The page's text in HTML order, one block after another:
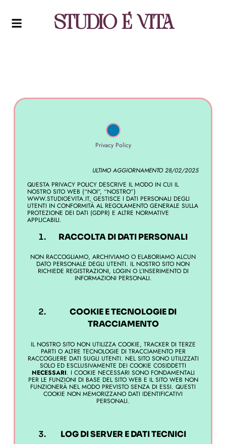
Studio É Vita
Privacy Policy
ULTIMO AGGIORNAMENTO 28/02/2025
QUESTA PRIVACY POLICY DESCRIVE IL MODO IN CUI IL
NOSTRO SITO WEB (“NOI”, “NOSTRO”)
WWW.STUDIOEVITA.IT, GESTISCE I DATI PERSONALI DEGLI
UTENTI IN CONFORMITÀ AL REGOLAMENTO GENERALE SULLA
PROTEZIONE DEI DATI (GDPR) E ALTRE NORMATIVE
APPLICABILI.
RACCOLTA DI DATI PERSONALI
NON RACCOGLIAMO, ARCHIVIAMO O ELABORIAMO ALCUN
DATO PERSONALE DEGLI UTENTI. IL NOSTRO SITO NON
RICHIEDE REGISTRAZIONI, LOGIN O L’INSERIMENTO DI
INFORMAZIONI PERSONALI.
COOKIE E TECNOLOGIE DI
TRACCIAMENTO
IL NOSTRO SITO NON UTILIZZA COOKIE, TRACKER DI TERZE
PARTI O ALTRE TECNOLOGIE DI TRACCIAMENTO PER
RACCOGLIERE DATI SUGLI UTENTI. NEL SITO SONO UTILIZZATI
SOLO ED ESCLUSIVAMENTE DEI COOKIE COSIDDETTI
NECESSARI. I COOKIE NECESSARI SONO FONDAMENTALI
PER LE FUNZIONI DI BASE DEL SITO WEB E IL SITO WEB NON
FUNZIONERÀ NEL MODO PREVISTO SENZA DI ESSI. QUESTI
COOKIE NON MEMORIZZANO DATI IDENTIFICATIVI
PERSONALI.
LOG DI SERVER E DATI TECNICI